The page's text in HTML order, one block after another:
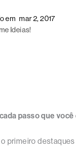
em mar 2, 2017
Ideias!
passo que
primeiro